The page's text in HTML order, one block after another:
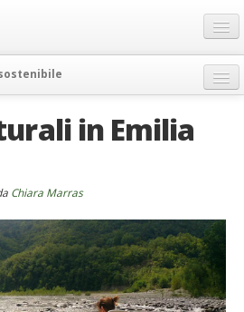
in Emilia
Chiara Marras